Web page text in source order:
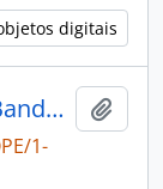
digitais
10 .º Festival Internacional de Banda Desenhada Amadora
1-